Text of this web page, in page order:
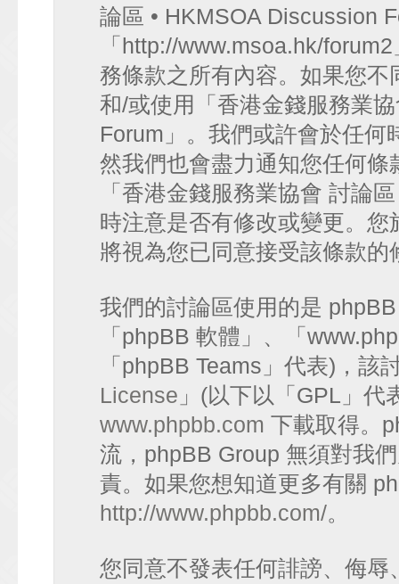
論區 • HKMSOA Discussion
「http://www.msoa.hk/
務條款之所有內容。如果您
和/或使用「香港金錢服務業
Forum」。我們或許會於任何
然我們也會盡力通知您任何
「香港金錢服務業協會 討論
時注意是否有修改或變更。
將視為您已同意接受該條款的
我們的討論區使用的是
「phpBB 軟體」、「
「phpBB Teams」代表)，該
License 」(以下以「GPL」代
www.phpbb.com 下載取得。
流，phpBB Group 無須對我
責。如果您想知道更多有關
http://www.phpbb.com/。
您同意不發表任何誹謗、侮